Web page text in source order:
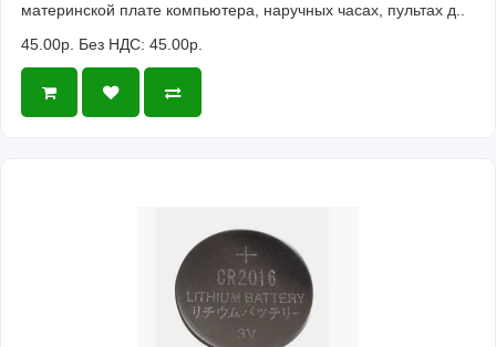
материнской плате компьютера, наручных часах, пультах д..
45.00р. Без НДС: 45.00р.